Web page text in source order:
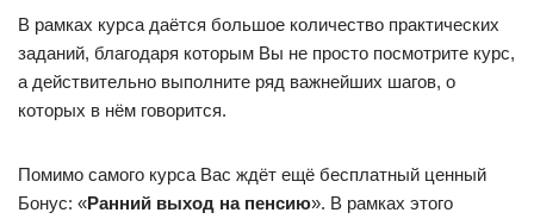
В рамках курса даётся большое количество практических
заданий, благодаря которым Вы не просто посмотрите курс,
а действительно выполните ряд важнейших шагов, о
которых в нём говорится.
Помимо самого курса Вас ждёт ещё бесплатный ценный
Бонус: «Ранний выход на пенсию». В рамках этого